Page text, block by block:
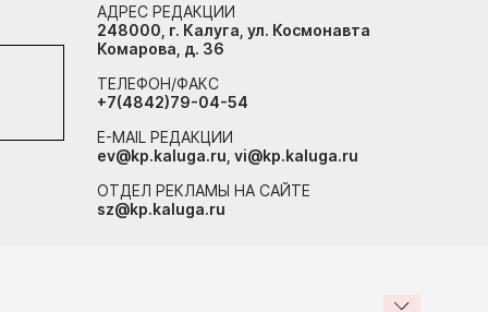
АДРЕС РЕДАКЦИИ
248000, г. Калуга, ул. Космонавта
Комарова, д. 36
ТЕЛЕФОН/ФАКС
+7(4842)79-04-54
E-MAIL РЕДАКЦИИ
ev@kp.kaluga.ru, vi@kp.kaluga.ru
ОТДЕЛ РЕКЛАМЫ НА САЙТЕ
sz@kp.kaluga.ru